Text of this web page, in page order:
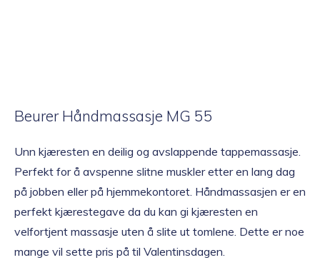
Beurer Håndmassasje MG 55
Unn kjæresten en deilig og avslappende tappemassasje.
Perfekt for å avspenne slitne muskler etter en lang dag
på jobben eller på hjemmekontoret. Håndmassasjen er en
perfekt kjærestegave da du kan gi kjæresten en
velfortjent massasje uten å slite ut tomlene. Dette er noe
mange vil sette pris på til Valentinsdagen.